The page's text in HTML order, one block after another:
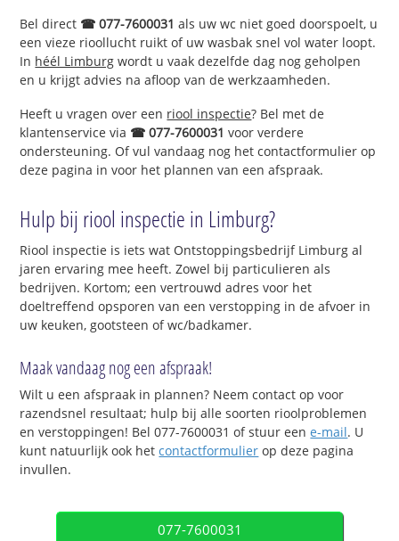
Bel direct ☎ 077-7600031 als uw wc niet goed doorspoelt, u
een vieze rioollucht ruikt of uw wasbak snel vol water loopt.
In héél Limburg wordt u vaak dezelfde dag nog geholpen
en u krijgt advies na afloop van de werkzaamheden.
Heeft u vragen over een riool inspectie? Bel met de
klantenservice via ☎ 077-7600031 voor verdere
ondersteuning. Of vul vandaag nog het contactformulier op
deze pagina in voor het plannen van een afspraak.
Hulp bij riool inspectie in Limburg?
Riool inspectie is iets wat Ontstoppingsbedrijf Limburg al
jaren ervaring mee heeft. Zowel bij particulieren als
bedrijven. Kortom; een vertrouwd adres voor het
doeltreffend opsporen van een verstopping in de afvoer in
uw keuken, gootsteen of wc/badkamer.
Maak vandaag nog een afspraak!
Wilt u een afspraak in plannen? Neem contact op voor
razendsnel resultaat; hulp bij alle soorten rioolproblemen
en verstoppingen! Bel 077-7600031 of stuur eene-mail. U
kunt natuurlijk ook hetcontactformulier op deze pagina
invullen.
077-7600031